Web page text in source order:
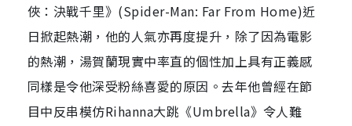
俠：決戰千里》(Spider-Man: Far From Home)近
日掀起熱潮，他的人氣亦再度提升，除了因為電影
的熱潮，湯賀蘭現實中率直的個性加上具有正義感
同樣是令他深受粉絲喜愛的原因。去年他曾經在節
目中反串模仿Rihanna大跳《Umbrella》令人難